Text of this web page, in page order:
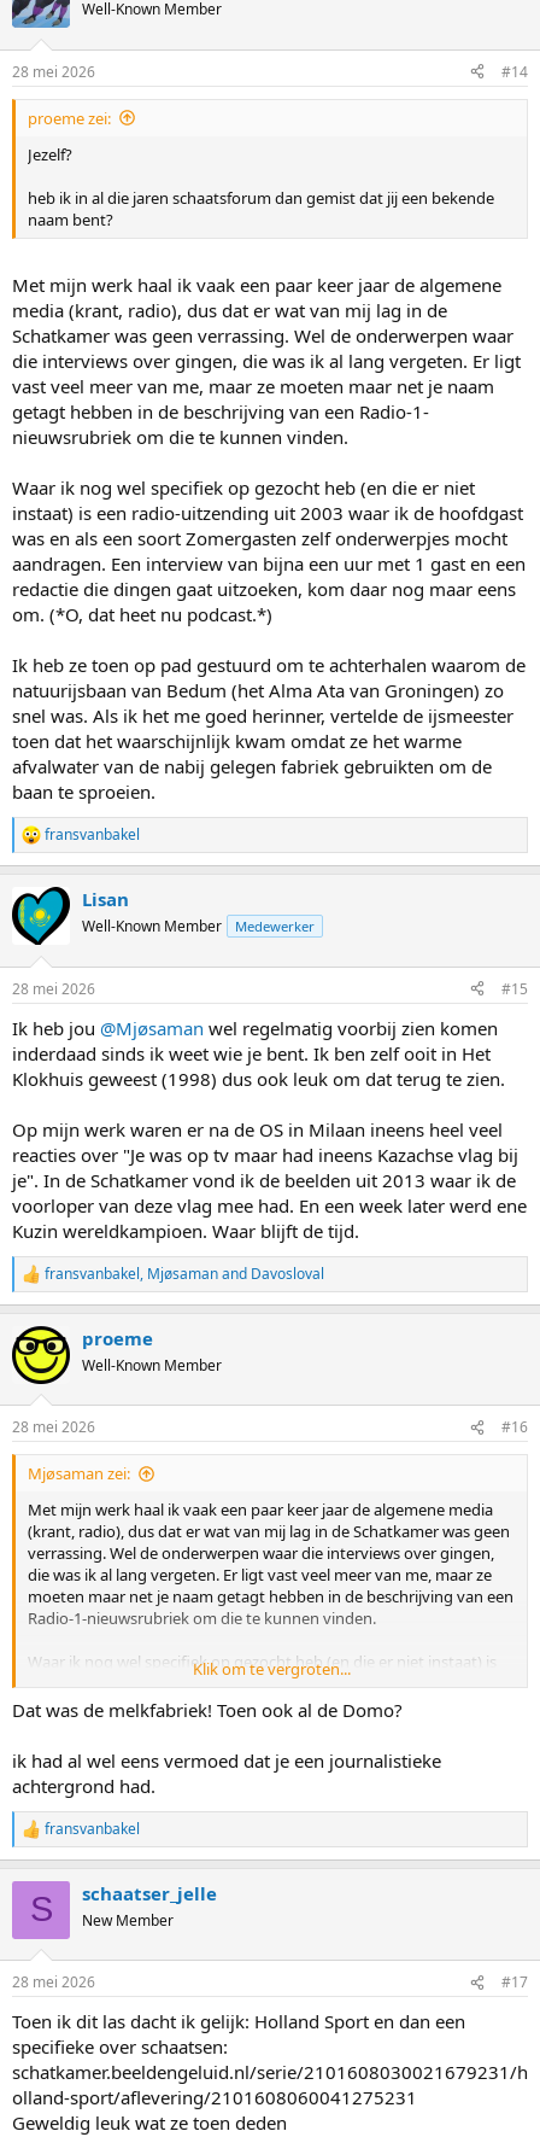
i
s
:
Well-Known Member
28 mei 2026 #14
proeme zei:
Jezelf?
heb ik in al die jaren schaatsforum dan gemist dat jij een bekende
naam bent?
Met mijn werk haal ik vaak een paar keer jaar de algemene
media (krant, radio), dus dat er wat van mij lag in de
Schatkamer was geen verrassing. Wel de onderwerpen waar
die interviews over gingen, die was ik al lang vergeten. Er ligt
vast veel meer van me, maar ze moeten maar net je naam
getagt hebben in de beschrijving van een Radio-1-
nieuwsrubriek om die te kunnen vinden.
Waar ik nog wel specifiek op gezocht heb (en die er niet
instaat) is een radio-uitzending uit 2003 waar ik de hoofdgast
was en als een soort Zomergasten zelf onderwerpjes mocht
aandragen. Een interview van bijna een uur met 1 gast en een
redactie die dingen gaat uitzoeken, kom daar nog maar eens
om. (*O, dat heet nu podcast.*)
Ik heb ze toen op pad gestuurd om te achterhalen waarom de
natuurijsbaan van Bedum (het Alma Ata van Groningen) zo
snel was. Als ik het me goed herinner, vertelde de ijsmeester
toen dat het waarschijnlijk kwam omdat ze het warme
afvalwater van de nabij gelegen fabriek gebruikten om de
baan te sproeien.
R
e
c
t
i
s
fransvanbakel
Lisan
Well-Known Member Medewerker
28 mei 2026 #15
Ik heb jou @Mjøsaman wel regelmatig voorbij zien komen
inderdaad sinds ik weet wie je bent. Ik ben zelf ooit in Het
Klokhuis geweest (1998) dus ook leuk om dat terug te zien.
Op mijn werk waren er na de OS in Milaan ineens heel veel
reacties over "Je was op tv maar had ineens Kazachse vlag bij
je". In de Schatkamer vond ik de beelden uit 2013 waar ik de
voorloper van deze vlag mee had. En een week later werd ene
Kuzin wereldkampioen. Waar blijft de tijd.
R
e
c
t
i
s
:
fransvanbakel, Mjøsamanand Davosloval
proeme
Well-Known Member
28 mei 2026 #16
Mjøsaman zei:
Met mijn werk haal ik vaak een paar keer jaar de algemene media
(krant, radio), dus dat er wat van mij lag in de Schatkamer was geen
verrassing. Wel de onderwerpen waar die interviews over gingen,
die was ik al lang vergeten. Er ligt vast veel meer van me, maar ze
moeten maar net je naam getagt hebben in de beschrijving van een
Radio-1-nieuwsrubriek om die te kunnen vinden.
Waar ik nog wel specifiek op gezocht heb (en die er niet instaat) is
een radio-uitzending uit 2003 waar ik de hoofdgast was en als een
soort Zomergasten zelf onderwerpjes mocht aandragen. Een
podcast.*)
Ik heb ze toen op pad gestuurd om te achterhalen waarom de
natuurijsbaan van Bedum (het Alma Ata van Groningen) zo snel
was. Als ik het me goed herinner, vertelde de ijsmeester toen dat het
waarschijnlijk kwam omdat ze het warme afvalwater van de nabij
gelegen fabriek gebruikten om de baan te sproeien.
Klik om te vergroten...
Dat was de melkfabriek! Toen ook al de Domo?
ik had al wel eens vermoed dat je een journalistieke
achtergrond had.
R
e
s
fransvanbakel
S schaatser_jelle
New Member
28 mei 2026 #17
Toen ik dit las dacht ik gelijk: Holland Sport en dan een
specifieke over schaatsen:
schatkamer.beeldengeluid.nl/serie/2101608030021679231/h
olland-sport/aflevering/2101608060041275231
Geweldig leuk wat ze toen deden